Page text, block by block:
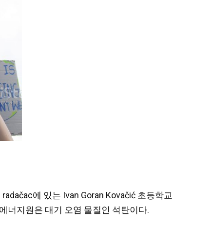
에 있는 Ivan Goran Kovačić 초등학교
너지원은 대기 오염 물질인 석탄이다.